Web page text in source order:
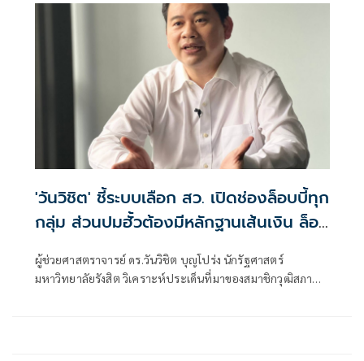
'วันวิชิต' ชี้ระบบเลือก สว. เปิดช่องล็อบบี้ทุก
กลุ่ม ส่วนปมฮั้วต้องมีหลักฐานเส้นเงิน ล็อก
กระแส แต่ไร้ Impact ทางกฎหมาย
ผู้ช่วยศาสตราจารย์ ดร.วันวิชิต บุญโปร่ง นักรัฐศาสตร์
มหาวิทยาลัยรังสิต วิเคราะห์ประเด็นที่มาของสมาชิกวุฒิสภา